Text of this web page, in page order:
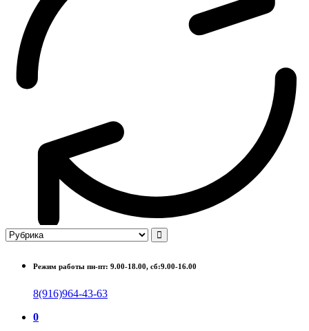
Режим работы пн-пт: 9.00-18.00, сб:9.00-16.00
8(916)964-43-63
0